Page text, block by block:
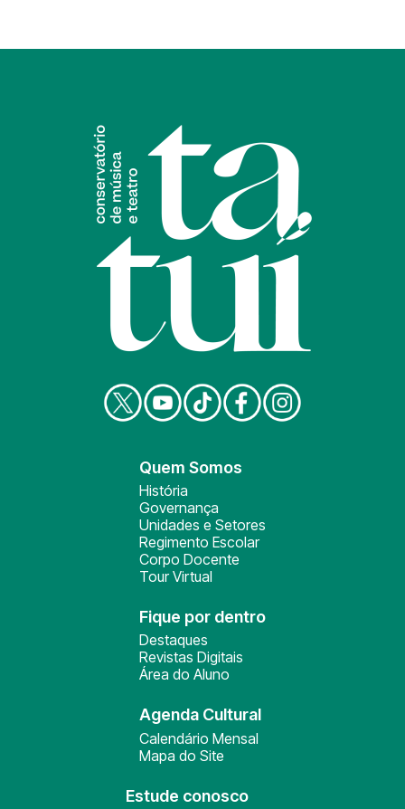
Quem Somos
História
Governança
Unidades e Setores
Regimento Escolar
Corpo Docente
Tour Virtual
Fique por dentro
Destaques
Revistas Digitais
Área do Aluno
Agenda Cultural
Calendário Mensal
Mapa do Site
Estude conosco